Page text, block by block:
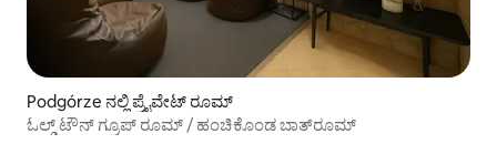
Podgórze ನಲ್ಲಿ ಪ್ರೈವೇಟ್ ರೂಮ್
ಓಲ್ಡ್ ಟೌನ್ ಗ್ರೂಪ್ ರೂಮ್ / ಹಂಚಿಕೊಂಡ ಬಾತ್‌ರೂಮ್